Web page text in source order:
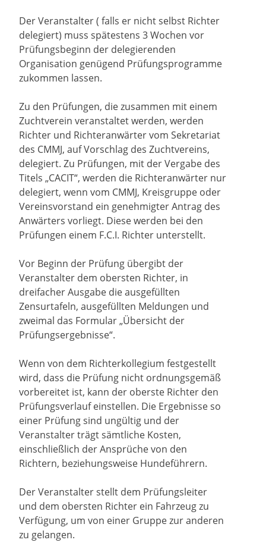
Der Veranstalter ( falls er nicht selbst Richter
delegiert) muss spätestens 3 Wochen vor
Prüfungsbeginn der delegierenden
Organisation genügend Prüfungsprogramme
zukommen lassen.
Zu den Prüfungen, die zusammen mit einem
Zuchtverein veranstaltet werden, werden
Richter und Richteranwärter vom Sekretariat
des CMMJ, auf Vorschlag des Zuchtvereins,
delegiert. Zu Prüfungen, mit der Vergabe des
Titels „CACIT“, werden die Richteranwärter nur
delegiert, wenn vom CMMJ, Kreisgruppe oder
Vereinsvorstand ein genehmigter Antrag des
Anwärters vorliegt. Diese werden bei den
Prüfungen einem F.C.I. Richter unterstellt.
Vor Beginn der Prüfung übergibt der
Veranstalter dem obersten Richter, in
dreifacher Ausgabe die ausgefüllten
Zensurtafeln, ausgefüllten Meldungen und
zweimal das Formular „Übersicht der
Prüfungsergebnisse“.
Wenn von dem Richterkollegium festgestellt
wird, dass die Prüfung nicht ordnungsgemäß
vorbereitet ist, kann der oberste Richter den
Prüfungsverlauf einstellen. Die Ergebnisse so
einer Prüfung sind ungültig und der
Veranstalter trägt sämtliche Kosten,
einschließlich der Ansprüche von den
Richtern, beziehungsweise Hundeführern.
Der Veranstalter stellt dem Prüfungsleiter
und dem obersten Richter ein Fahrzeug zu
Verfügung, um von einer Gruppe zur anderen
zu gelangen.